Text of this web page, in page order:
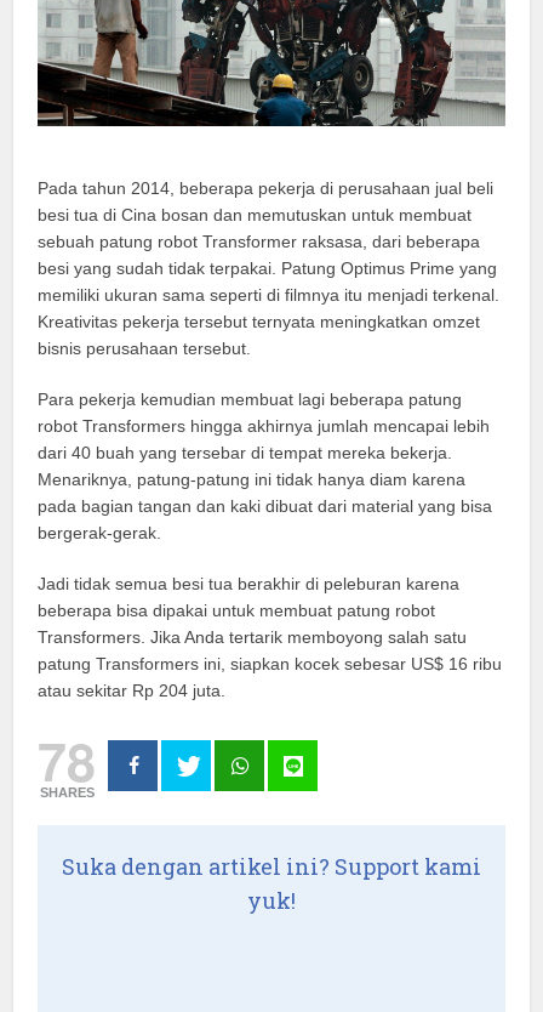
Pada tahun 2014, beberapa pekerja di perusahaan jual beli
besi tua di Cina bosan dan memutuskan untuk membuat
sebuah patung robot Transformer raksasa, dari beberapa
besi yang sudah tidak terpakai. Patung Optimus Prime yang
memiliki ukuran sama seperti di filmnya itu menjadi terkenal.
Kreativitas pekerja tersebut ternyata meningkatkan omzet
bisnis perusahaan tersebut.
Para pekerja kemudian membuat lagi beberapa patung
robot Transformers hingga akhirnya jumlah mencapai lebih
dari 40 buah yang tersebar di tempat mereka bekerja.
Menariknya, patung-patung ini tidak hanya diam karena
pada bagian tangan dan kaki dibuat dari material yang bisa
bergerak-gerak.
Jadi tidak semua besi tua berakhir di peleburan karena
beberapa bisa dipakai untuk membuat patung robot
Transformers. Jika Anda tertarik memboyong salah satu
patung Transformers ini, siapkan kocek sebesar US$ 16 ribu
atau sekitar Rp 204 juta.
78
SHARES
Suka dengan artikel ini? Support kami
yuk!